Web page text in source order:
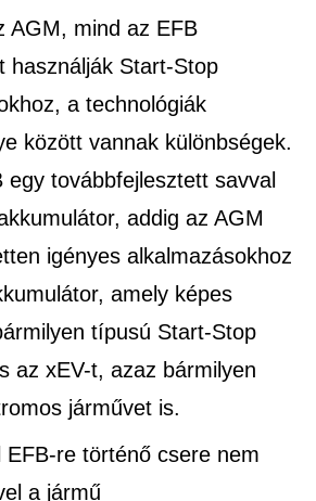
AGM, mind az EFB
használják Start-Stop
a technológiák
között vannak különbségek.
egy továbbfejlesztett savval
addig az AGM
igényes alkalmazásokhoz
amely képes
típusú Start-Stop
az xEV-t, azaz bármilyen
járművet is.
EFB-re történő csere nem
a jármű